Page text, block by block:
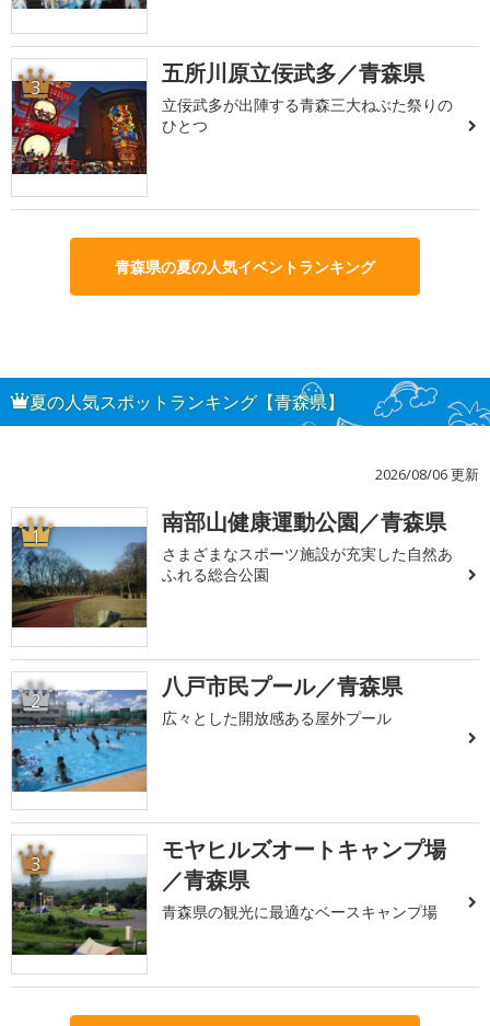
3 五所川原立佞武多／青森県
立佞武多が出陣する青森三大ねぶた祭りの
ひとつ
青森県の夏の人気イベントランキング
夏の人気スポットランキング【青森県】
2026/08/06 更新
1 南部山健康運動公園／青森県
さまざまなスポーツ施設が充実した自然あ
ふれる総合公園
2 八戸市民プール／青森県
広々とした開放感ある屋外プール
3
モヤヒルズオートキャンプ場
／青森県
青森県の観光に最適なベースキャンプ場